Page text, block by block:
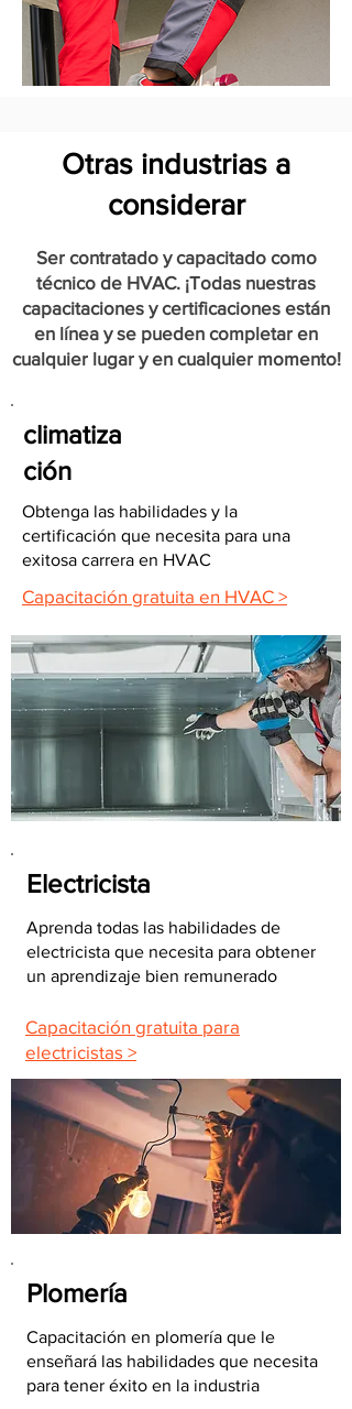
Otras industrias a
considerar
Ser contratado y capacitado como
técnico de HVAC. ¡Todas nuestras
capacitaciones y certificaciones están
en línea y se pueden completar en
cualquier lugar y en cualquier momento!
climatiza
ción
Obtenga las habilidades y la
certificación que necesita para una
exitosa carrera en HVAC
Capacitación gratuita en HVAC >
Electricista
Aprenda todas las habilidades de
electricista que necesita para obtener
un aprendizaje bien remunerado
Capacitación gratuita para
electricistas >
Plomería
Capacitación en plomería que le
enseñará las habilidades que necesita
para tener éxito en la industria